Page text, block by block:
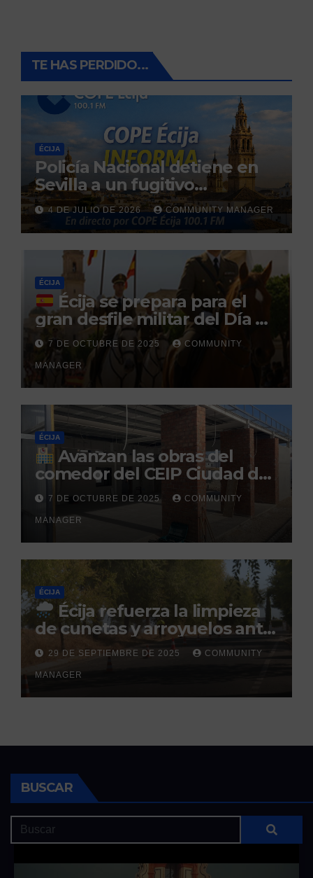
TE HAS PERDIDO...
ÉCIJA
Policía Nacional detiene en
Sevilla a un fugitivo
reclamado por narcotráfico
tras no regresar a prisión
durante un permiso
penitenciario
4 DE JULIO DE 2026 COMMUNITY MANAGER
ÉCIJA
Écija se prepara para el
gran desfile militar del Día de
la Hispanidad organizado por
el Centro Militar de Cría
Caballar
7 DE OCTUBRE DE 2025 COMMUNITY
MANAGER
ÉCIJA
Avanzan las obras del
comedor del CEIP Ciudad del
Sol: su finalización está
prevista para finales de 2025
7 DE OCTUBRE DE 2025 COMMUNITY
MANAGER
ÉCIJA
Écija refuerza la limpieza
de cunetas y arroyuelos ante
la llegada de las lluvias
otoñales
29 DE SEPTIEMBRE DE 2025 COMMUNITY
MANAGER
BUSCAR